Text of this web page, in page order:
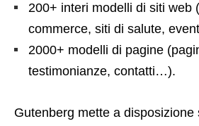
200+ interi modelli di siti web
commerce, siti di salute,
2000+ modelli di pagine
testimonianze, contatti…).
Gutenberg mette a disposizione